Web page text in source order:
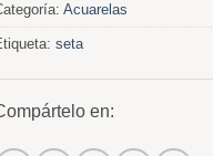
Acuarelas
seta
en: